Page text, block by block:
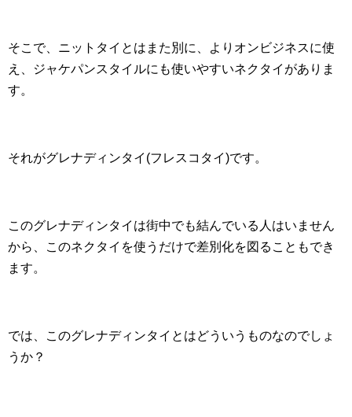
そこで、ニットタイとはまた別に、よりオンビジネスに使
え、ジャケパンスタイルにも使いやすいネクタイがありま
す。
それがグレナディンタイ(フレスコタイ)です。
このグレナディンタイは街中でも結んでいる人はいません
から、このネクタイを使うだけで差別化を図ることもでき
ます。
では、このグレナディンタイとはどういうものなのでしょ
うか？